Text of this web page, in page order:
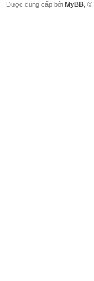
Được cung cấp bởi MyBB ,